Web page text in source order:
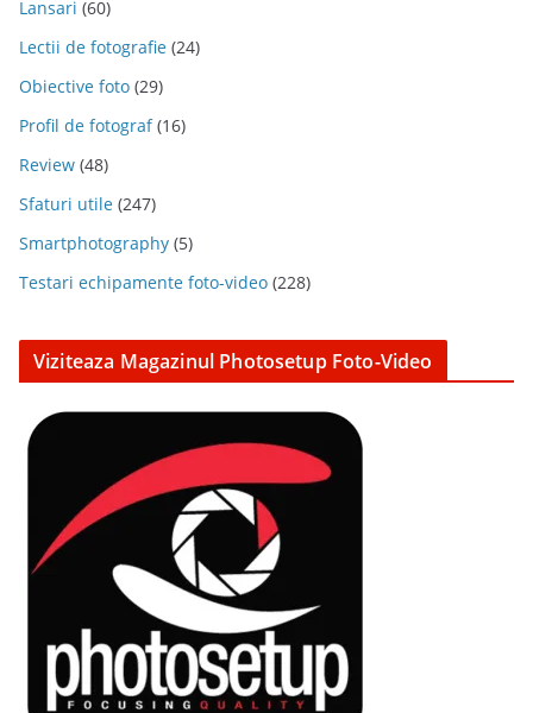
Lansari (60)
Lectii de fotografie (24)
Obiective foto (29)
Profil de fotograf(16)
Review (48)
Sfaturi utile (247)
Smartphotography (5)
Testari echipamente foto-video (228)
Viziteaza Magazinul Photosetup Foto-Video